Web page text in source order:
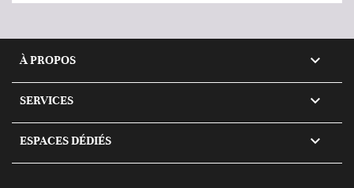
À PROPOS 
SERVICES 
ESPACES DÉDIÉS 